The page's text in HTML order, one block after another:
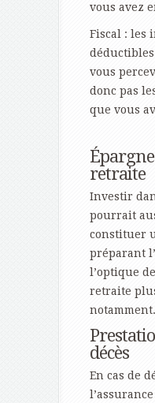
vous avez
Fiscal : les
vous
donc pas
que vous
retraite
Investir
pourrait
constituer
préparant
l’optique
retraite
notamment.
décès
En cas de